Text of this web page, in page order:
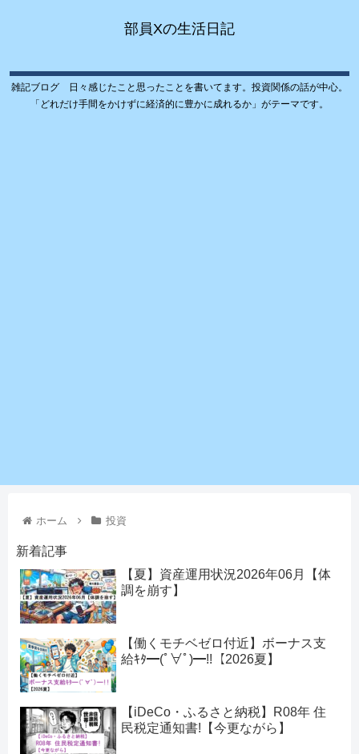
部員Xの生活日記
雑記ブログ 日々感じたこと思ったことを書いてます。投資関係の話が中心。
「どれだけ手間をかけずに経済的に豊かに成れるか」がテーマです。
ホーム 投資
新着記事
【夏】資産運用状況2026年06月【体
調を崩す】
【働くモチベゼロ付近】ボーナス支
給ｷﾀ━(ﾟ∀ﾟ)━!!【2026夏】
【iDeCo・ふるさと納税】R08年 住
民税定通知書!【今更ながら】